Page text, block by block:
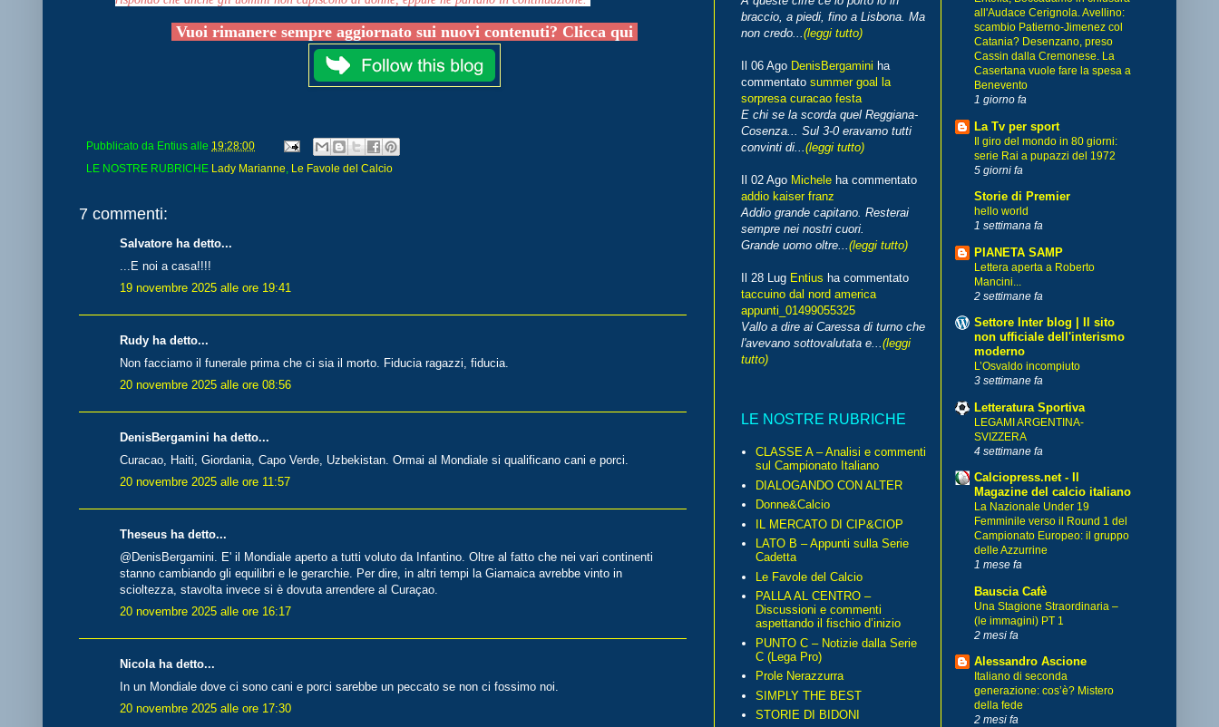
Vuoi rimanere sempre aggiornato sui nuovi contenuti? Clicca qui
Pubblicato da Entius alle 19:28:00
LE NOSTRE RUBRICHE
Lady Marianne Le Favole del Calcio
7 commenti:
Salvatore ha detto...
...E noi a casa!!!!
19 novembre 2025 alle ore 19:41
Rudy ha detto...
Non facciamo il funerale prima che ci sia il morto. Fiducia ragazzi, fiducia.
20 novembre 2025 alle ore 08:56
DenisBergamini ha detto...
Curacao, Haiti, Giordania, Capo Verde, Uzbekistan. Ormai al Mondiale si qualificano cani e porci.
20 novembre 2025 alle ore 11:57
Theseus ha detto...
@DenisBergamini. E' il Mondiale aperto a tutti voluto da Infantino. Oltre al fatto che nei vari continenti
stanno cambiando gli equilibri e le gerarchie. Per dire, in altri tempi la Giamaica avrebbe vinto in
scioltezza, stavolta invece si è dovuta arrendere al Curaçao.
20 novembre 2025 alle ore 16:17
Nicola ha detto...
In un Mondiale dove ci sono cani e porci sarebbe un peccato se non ci fossimo noi.
20 novembre 2025 alle ore 17:30
braccio, a piedi, fino a Lisbona. Ma
non credo... (leggi tutto)
Il 06 Ago DenisBergamini ha
commentato summer goal la
sorpresa curacao festa
E chi se la scorda quel Reggiana-
Cosenza... Sul 3-0 eravamo tutti
convinti di... (leggi tutto)
Il 02 Ago Michele ha commentato
addio kaiser franz
Addio grande capitano. Resterai
sempre nei nostri cuori.
Grande uomo oltre... (leggi tutto)
Il 28 Lug Entius ha commentato
taccuino dal nord america
appunti_01499055325
Vallo a dire ai Caressa di turno che
l'avevano sottovalutata e... (leggi
tutto)
LE NOSTRE RUBRICHE
CLASSE A – Analisi e commenti
sul Campionato Italiano
DIALOGANDO CON ALTER
Donne&Calcio
IL MERCATO DI CIP&CIOP
LATO B – Appunti sulla Serie
Cadetta
Le Favole del Calcio
PALLA AL CENTRO –
Discussioni e commenti
aspettando il fischio d’inizio
PUNTO C – Notizie dalla Serie
C (Lega Pro)
Prole Nerazzurra
SIMPLY THE BEST
STORIE DI BIDONI
all'Audace Cerignola. Avellino:
scambio Patierno-Jimenez col
Catania? Desenzano, preso
Cassin dalla Cremonese. La
Casertana vuole fare la spesa a
Benevento
1 giorno fa
La Tv per sport
Il giro del mondo in 80 giorni:
serie Rai a pupazzi del 1972
5 giorni fa
Storie di Premier
hello world
1 settimana fa
PIANETA SAMP
Lettera aperta a Roberto
Mancini...
2 settimane fa
Settore Inter blog | Il sito
non ufficiale dell'interismo
moderno
L’Osvaldo incompiuto
3 settimane fa
Letteratura Sportiva
LEGAMI ARGENTINA-
SVIZZERA
4 settimane fa
Calciopress.net - Il
Magazine del calcio italiano
La Nazionale Under 19
Femminile verso il Round 1 del
Campionato Europeo: il gruppo
delle Azzurrine
1 mese fa
Bauscia Cafè
Una Stagione Straordinaria –
(le immagini) PT 1
2 mesi fa
Alessandro Ascione
Italiano di seconda
generazione: cos’è? Mistero
della fede
2 mesi fa